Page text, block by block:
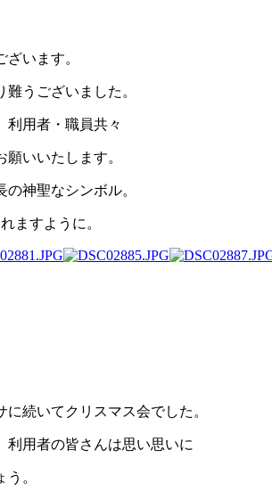
います。
難うございました。
利用者・職員共々
いいたします。
神聖なシンボル。
ますように。
続いてクリスマス会でした。
利用者の皆さんは思い思いに
。